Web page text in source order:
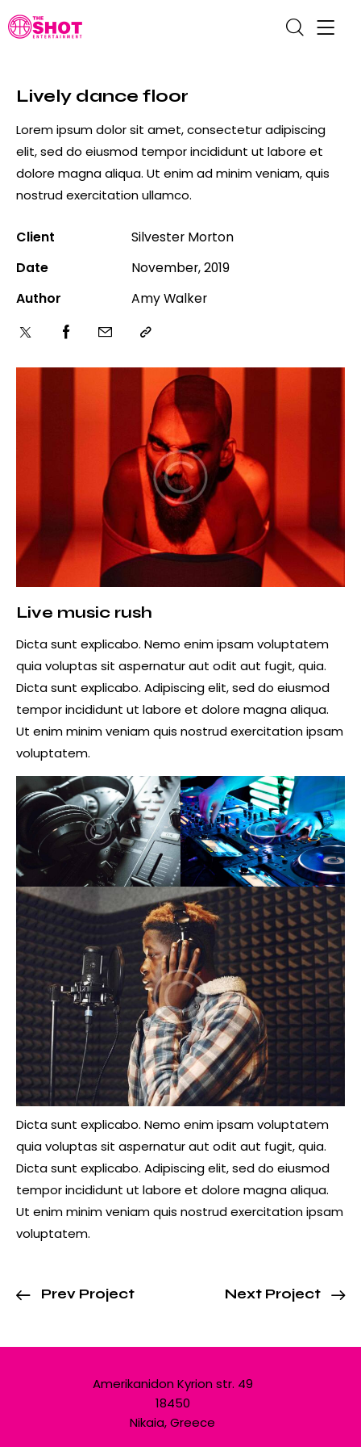
Lively dance floor
Live music rush
Dicta sunt explicabo. Nemo enim ipsam voluptatem
quia voluptas sit aspernatur aut odit aut fugit, quia.
Dicta sunt explicabo. Adipiscing elit, sed do eiusmod
tempor incididunt ut labore et dolore magna aliqua.
Ut enim minim veniam quis nostrud exercitation ipsam
voluptatem.
Dicta sunt explicabo. Nemo enim ipsam voluptatem
quia voluptas sit aspernatur aut odit aut fugit, quia.
Dicta sunt explicabo. Adipiscing elit, sed do eiusmod
tempor incididunt ut labore et dolore magna aliqua.
Ut enim minim veniam quis nostrud exercitation ipsam
voluptatem.
Lorem ipsum dolor sit amet, consectetur adipiscing
elit, sed do eiusmod tempor incididunt ut labore et
dolore magna aliqua. Ut enim ad minim veniam, quis
nostrud exercitation ullamco.
Client
Silvester Morton
Date
November, 2019
Author
Amy Walker
Prev Project Next Project
Amerikanidon Kyrion str. 49
18450
Nikaia, Greece